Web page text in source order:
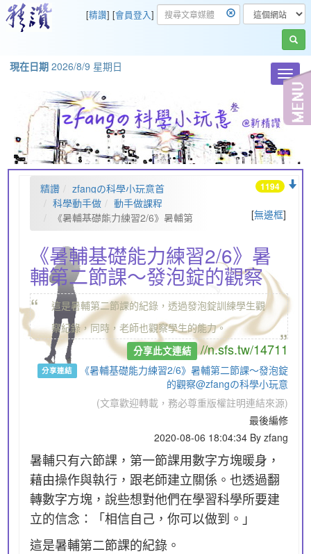
[精讚] [會員登入]
現在日期 2026/8/9 星期日
[無邊框]
精讚
zfangの科學小玩意首
頁
科學動手做
動手做課程
《暑輔基礎能力練習2/6》暑輔第
1194
《暑輔基礎能力練習2/6》暑
輔第二節課～發泡錠的觀察
“
這是暑輔第二節課的紀錄，透過發泡錠訓練學生觀
察紀錄，同時，老師也觀察學生的能力。
„
分享此文連結 //n.sfs.tw/14711
分享連結
《暑輔基礎能力練習2/6》暑輔第二節課～發泡錠
的觀察@zfangの科學小玩意
(文章歡迎轉載，務必尊重版權註明連結來源)
最後編修
2020-08-06 18:04:34 By zfang
暑輔只有六節課，第一節課用數字方塊暖身，
藉由操作與執行，跟老師建立關係。也透過翻
轉數字方塊，說些想對他們在學習科學所要建
立的信念：「相信自己，你可以做到。」
這是暑輔第二節課的紀錄。